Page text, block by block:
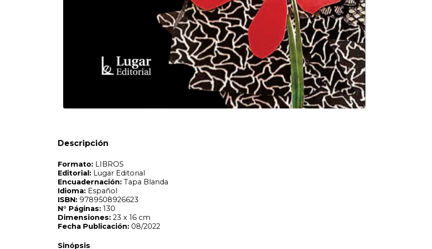
Descripción
Lugar Editorial
Encuadernación:Tapa Blanda
¿Ya desde el título este libro sale de los caminos trillados para aventurarse en otras exploraciones, otros modos de
producción de sentido. Ni novela, ni tratado, es un ensayo extraordinario. Siguiendo los pasos de Oliver Sacks, Liliana
capaces de dar voz y pensamiento a las trayectorias de vida donde convergen el profesional de la salud y su paciente. En
este libro, a diferencia del gran neurólogo norteamericano, también se manifiesta lo que le va ocurriendo a la terapeuta.¿